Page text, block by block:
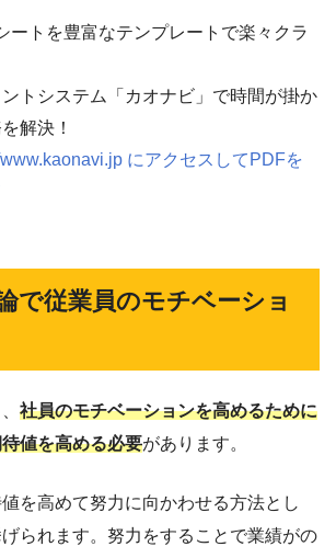
ートを豊富なテンプレートで楽々クラ
トシステム「カオナビ」で時間が掛か
解決！
www.kaonavi.jp にアクセスしてPDFを
で従業員のモチベーショ
社員のモチベーションを高めるために
値を高める必要があります。
を高めて努力に向かわせる方法とし
られます。努力をすることで業績がの